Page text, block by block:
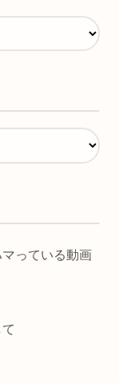
っている動画